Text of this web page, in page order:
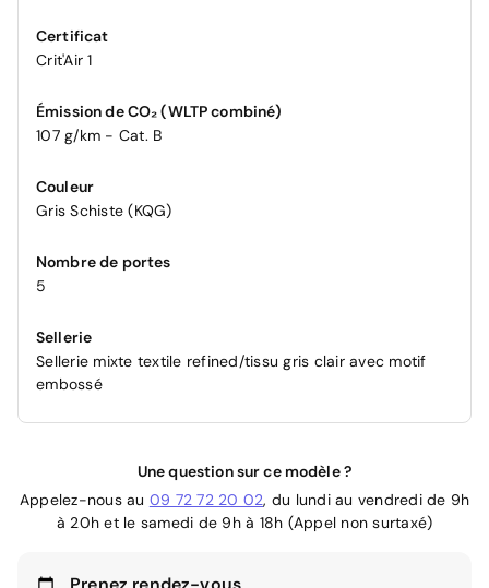
Certificat
Crit'Air 1
Émission de CO₂ (WLTP combiné)
107 g/km - Cat. B
Couleur
Gris Schiste (KQG)
Nombre de portes
5
Sellerie
Sellerie mixte textile refined/tissu gris clair avec motif
embossé
Une question sur ce modèle ?
Appelez-nous au 09 72 72 20 02, du lundi au vendredi de 9h
à 20h et le samedi de 9h à 18h (Appel non surtaxé)